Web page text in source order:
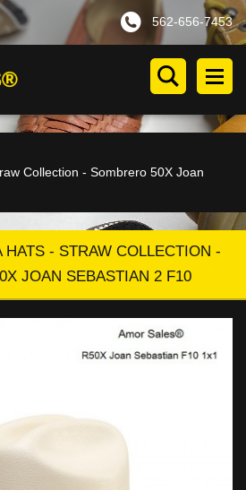
562-656-7453
Collection - Sombrero 50X Joan
HATS - STRAW COLLECTION -
JOAN SEBASTIAN 2 F10